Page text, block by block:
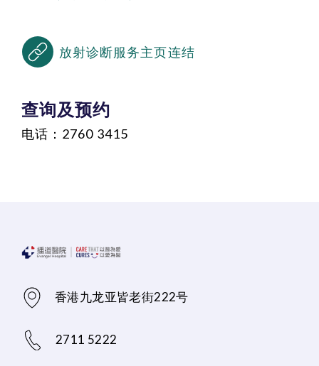
放射诊断服务主页连结
查询及预约
电话：2760 3415
香港九龙亚皆老街222号
2711 5222